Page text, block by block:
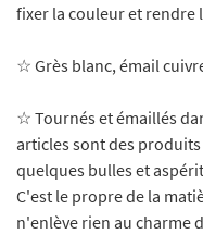
fixer la couleur et rendre
☆ Grès blanc, émail
☆ Tournés et émaillés
articles sont des
quelques bulles et
C'est le propre de la
n'enlève rien au charme